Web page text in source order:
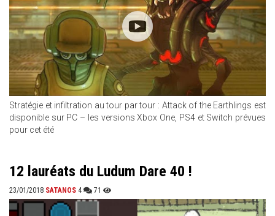
Stratégie et infiltration au tour par tour : Attack of the Earthlings est
disponible sur PC – les versions Xbox One, PS4 et Switch prévues
pour cet été
12 lauréats du Ludum Dare 40 !
23/01/2018 SATANOS 4 71